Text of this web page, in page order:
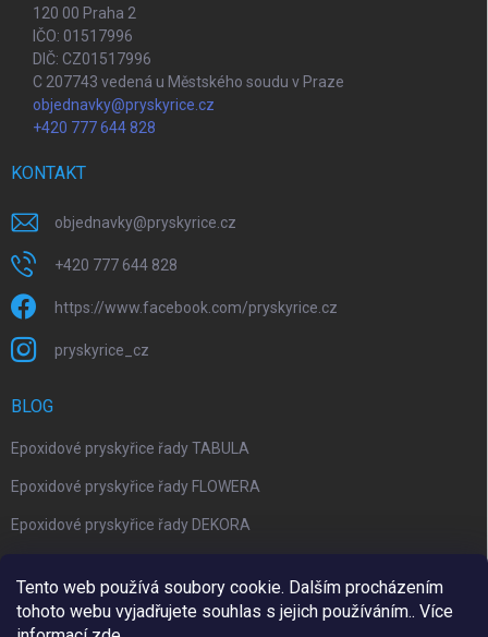
Tento web používá soubory cookie. Dalším procházením
tohoto webu vyjadřujete souhlas s jejich používáním.. Více
120 00 Praha 2
IČO: 01517996
DIČ: CZ01517996
C 207743 vedená u Městského soudu v Praze
objednavky@pryskyrice.cz
+420 777 644 828
KONTAKT
objednavky@pryskyrice.cz
+420 777 644 828
https://www.facebook.com/pryskyrice.cz
pryskyrice_cz
BLOG
Epoxidové pryskyřice řady TABULA
Epoxidové pryskyřice řady FLOWERA
Epoxidové pryskyřice řady DEKORA